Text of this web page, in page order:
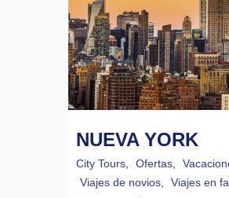
NUEVA YORK
City Tours Ofertas
Viajes de novios
Viajes en